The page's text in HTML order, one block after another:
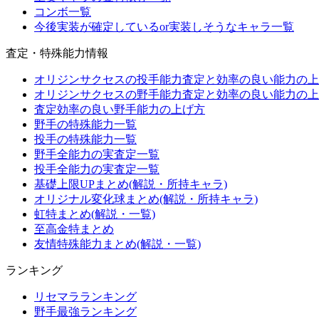
コンボ一覧
今後実装が確定しているor実装しそうなキャラ一覧
査定・特殊能力情報
オリジンサクセスの投手能力査定と効率の良い能力の
オリジンサクセスの野手能力査定と効率の良い能力の
査定効率の良い野手能力の上げ方
野手の特殊能力一覧
投手の特殊能力一覧
野手全能力の実査定一覧
投手全能力の実査定一覧
基礎上限UPまとめ(解説・所持キャラ)
オリジナル変化球まとめ(解説・所持キャラ)
虹特まとめ(解説・一覧)
至高金特まとめ
友情特殊能力まとめ(解説・一覧)
ランキング
リセマラランキング
野手最強ランキング